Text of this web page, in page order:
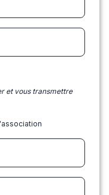
et vous transmettre